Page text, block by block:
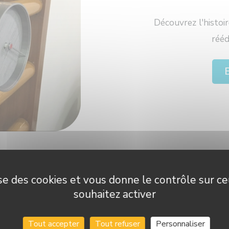
Découvrez
timer pour le
des cookies et vous donne le contrôle sur
souhaitez activer
Tout accepter Tout refuser Personnaliser